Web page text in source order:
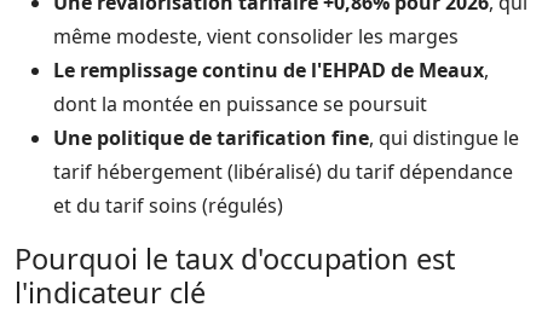
même modeste, vient consolider les marges
Le remplissage continu de l'EHPAD de Meaux,
dont la montée en puissance se poursuit
Une politique de tarification fine, qui distingue le
tarif hébergement (libéralisé) du tarif dépendance
et du tarif soins (régulés)
Pourquoi le taux d'occupation est
l'indicateur clé